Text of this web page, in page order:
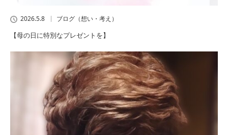
2026.5.8 ブログ（想い・考え）
【母の日に特別なプレゼントを】